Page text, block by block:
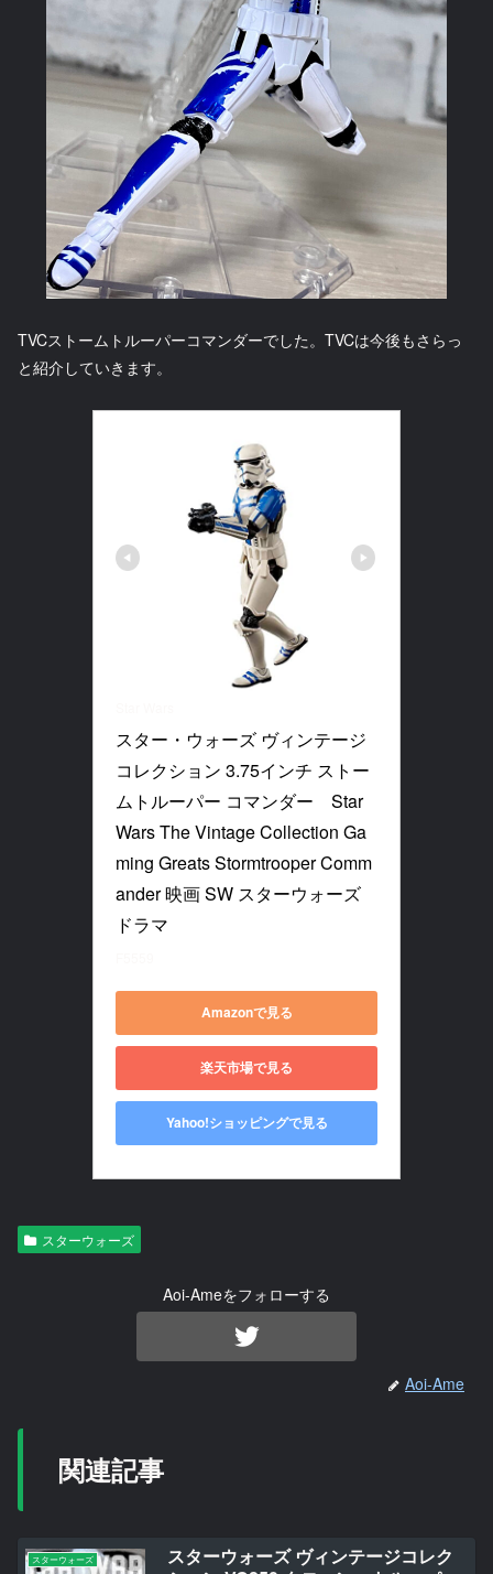
TVCストームトルーパーコマンダーでした。TVCは今後もさらっ
と紹介していきます。
スター・ウォーズ ヴィンテージ
コレクション 3.75インチ ストー
ムトルーパー コマンダー　Star
Wars The Vintage Collection Ga
ming Greats Stormtrooper Comm
ander 映画 SW スターウォーズ
ドラマ
Amazonで見る
楽天市場で見る
Yahoo!ショッピングで見る
スターウォーズ
Aoi-Ameをフォローする
Aoi-Ame
関連記事
スターウォーズ
スターウォーズ ヴィンテージコレク